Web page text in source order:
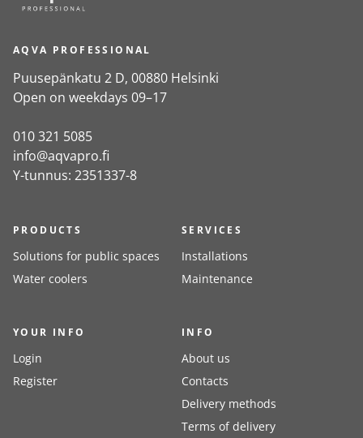
AQVA PROFESSIONAL
Puusepänkatu 2 D, 00880 Helsinki
Open on weekdays 09–17
010 321 5085
info@aqvapro.fi
Y-tunnus: 2351337-8
PRODUCTS
Solutions for public spaces
Water coolers
SERVICES
Installations
Maintenance
YOUR INFO
Login
Register
INFO
About us
Contacts
Delivery methods
Terms of delivery